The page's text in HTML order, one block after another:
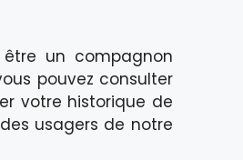
un compagnon
pouvez consulter
votre historique de
usagers de notre